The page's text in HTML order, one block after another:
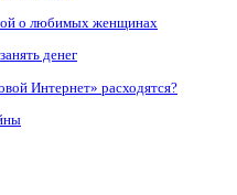
о любимых женщинах
денег
Интернет» расходятся?